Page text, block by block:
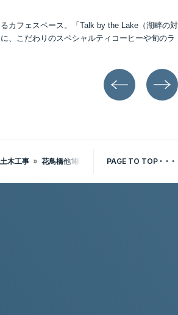
カフェスペース。「Talk by the Lake（湖畔の対
、こだわりのスペシャルティコーヒーや旬のラ
土木工事 » 花鳥橋他1橋補修工事PAGE TO TOP